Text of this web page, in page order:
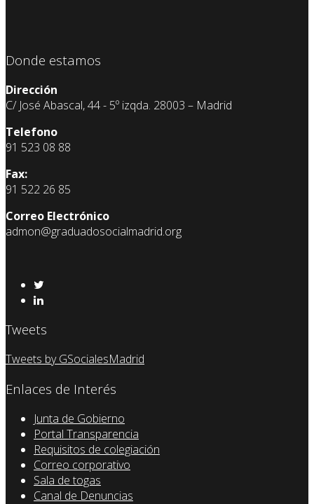
Donde estamos
Dirección
C/ José Abascal, 44 - 5º izqda. 28003 – Madrid
Telefono
91 523 08 88
Fax:
91 522 26 85
Correo Electrónico
admon@graduadosocialmadrid.org
Tweets
Tweets by GSocialesMadrid
Enlaces de Interés
Junta de Gobierno
Portal Transparencia
Requisitos de colegiación
Correo corporativo
Sala de togas
Canal de Denuncias